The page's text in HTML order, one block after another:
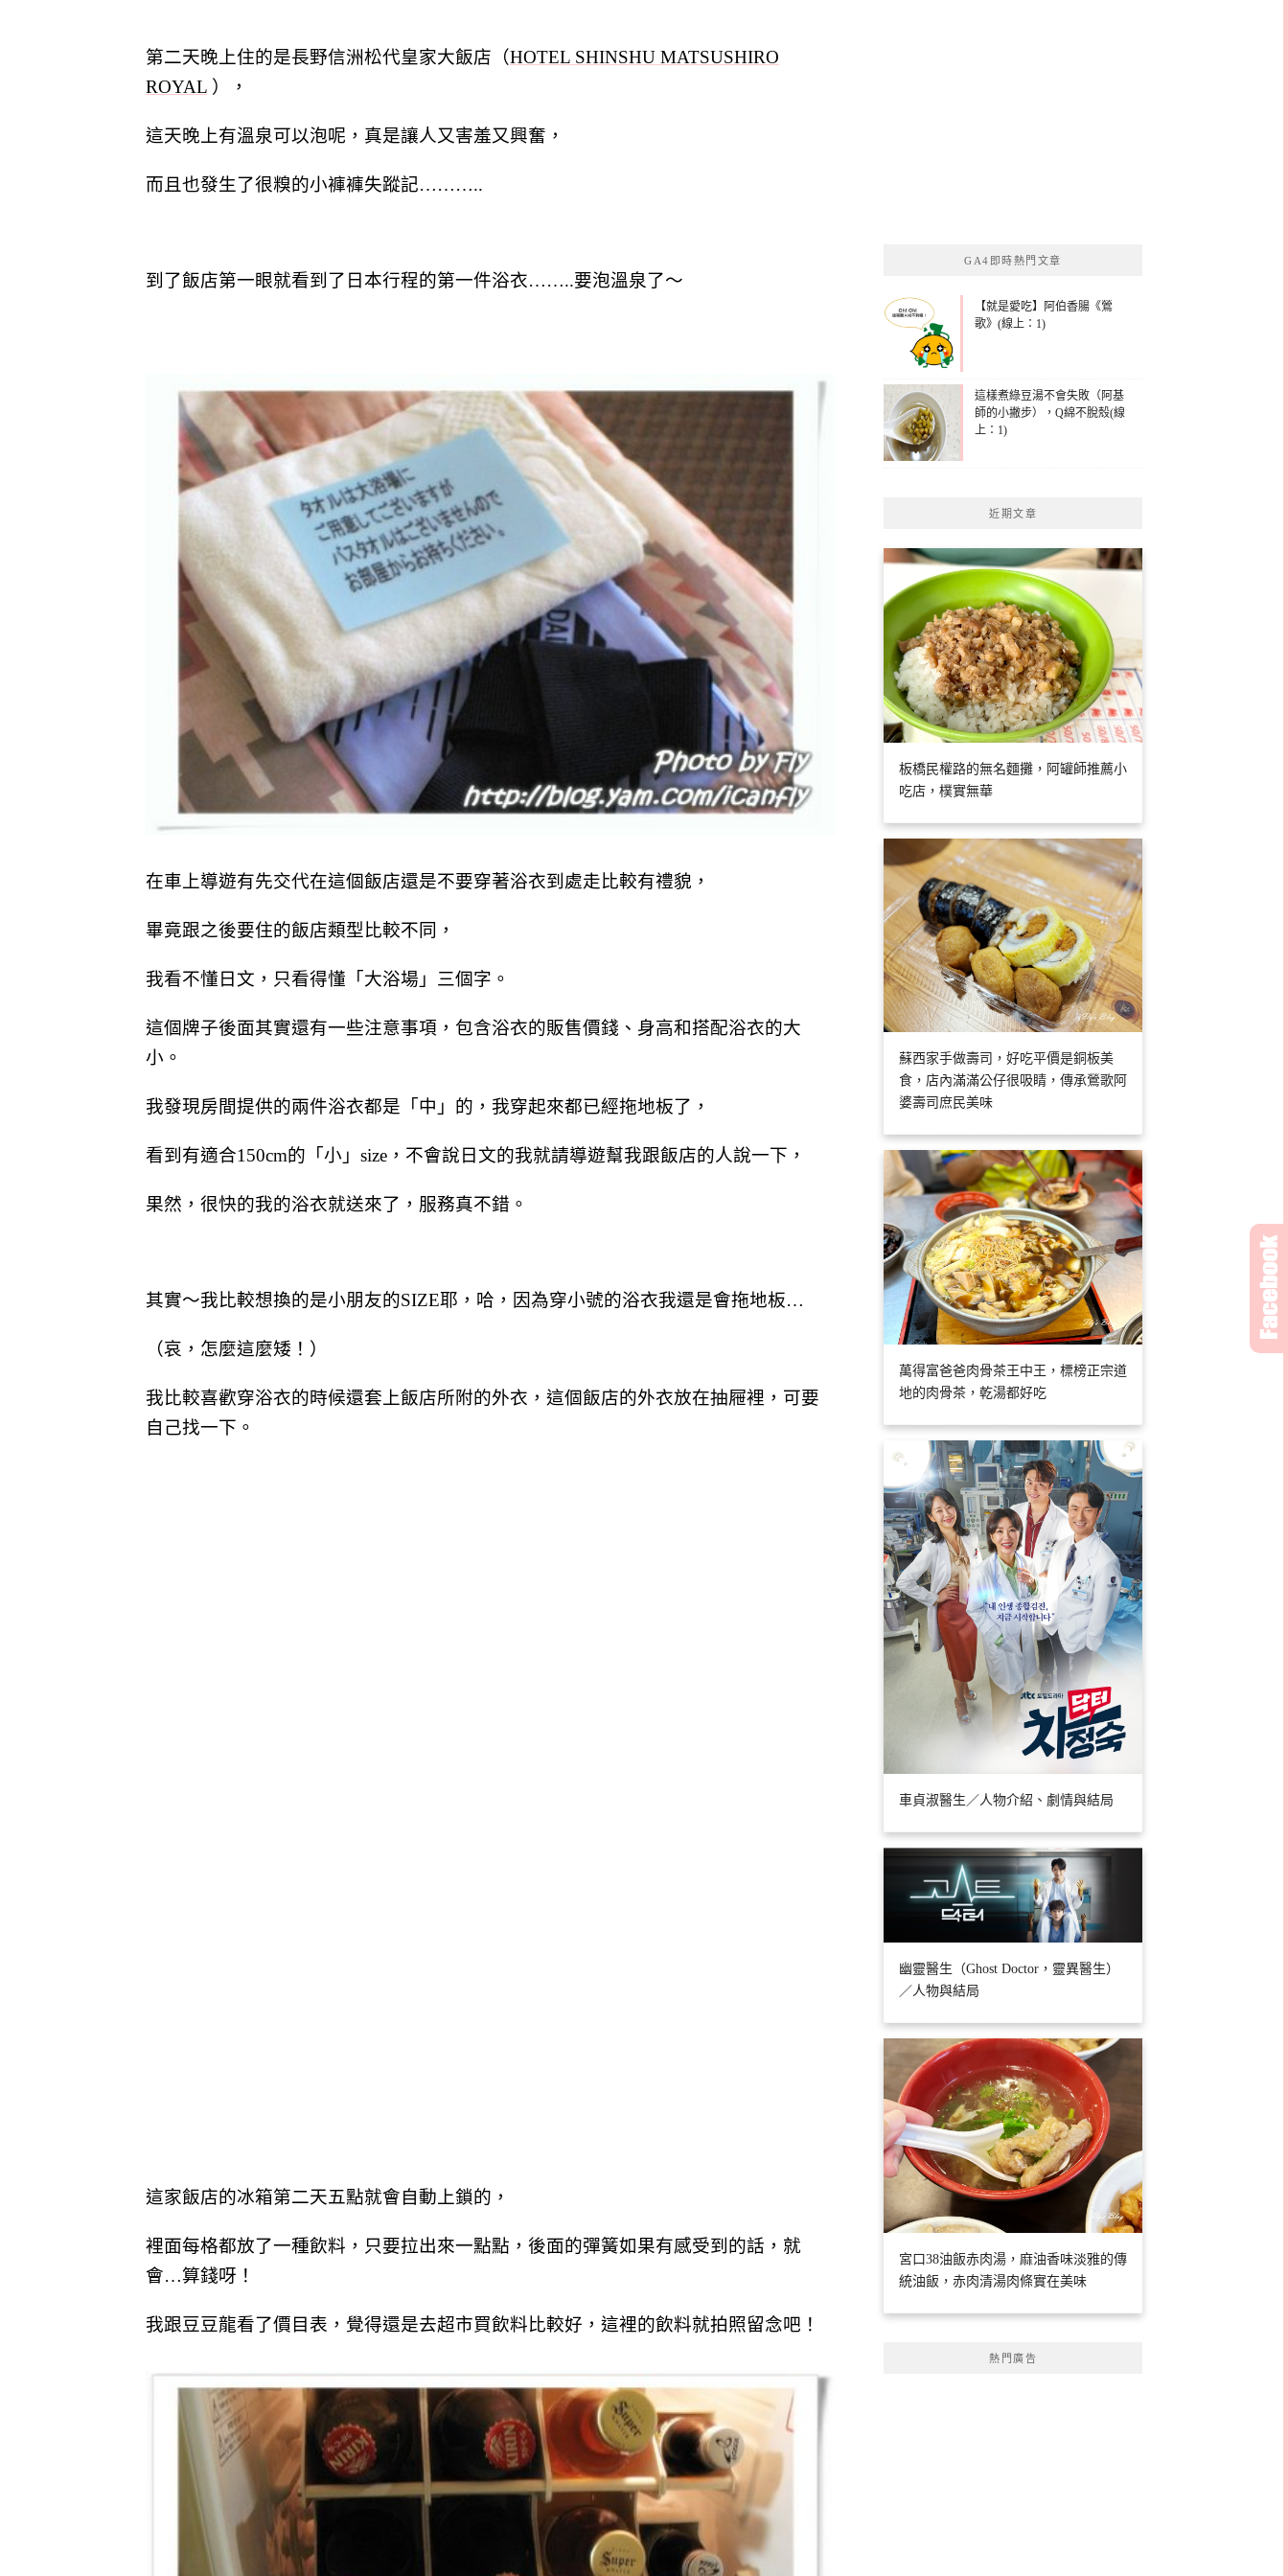
第二天晚上住的是長野信洲松代皇家大飯店（HOTEL SHINSHU MATSUSHIRO
ROYAL ），
這天晚上有溫泉可以泡呢，真是讓人又害羞又興奮，
而且也發生了很糗的小褲褲失蹤記………..
到了飯店第一眼就看到了日本行程的第一件浴衣……..要泡溫泉了～
在車上導遊有先交代在這個飯店還是不要穿著浴衣到處走比較有禮貌，
畢竟跟之後要住的飯店類型比較不同，
我看不懂日文，只看得懂「大浴場」三個字。
這個牌子後面其實還有一些注意事項，包含浴衣的販售價錢、身高和搭配浴衣的大
小。
我發現房間提供的兩件浴衣都是「中」的，我穿起來都已經拖地板了，
看到有適合150cm的「小」size，不會說日文的我就請導遊幫我跟飯店的人說一下，
果然，很快的我的浴衣就送來了，服務真不錯。
其實～我比較想換的是小朋友的SIZE耶，哈，因為穿小號的浴衣我還是會拖地板…
（哀，怎麼這麼矮！）
我比較喜歡穿浴衣的時候還套上飯店所附的外衣，這個飯店的外衣放在抽屜裡，可要
自己找一下。
這家飯店的冰箱第二天五點就會自動上鎖的，
裡面每格都放了一種飲料，只要拉出來一點點，後面的彈簧如果有感受到的話， 就
會…算錢呀！
我跟豆豆龍看了價目表，覺得還是去超市買飲料比較好，這裡的飲料就拍照留念吧！
GA4即時熱門文章
【就是愛吃】阿伯香腸《鶯
歌》(線上：1)
這樣煮綠豆湯不會失敗（阿基
師的小撇步），Q綿不脫殼(線
上：1)
近期文章
板橋民權路的無名麵攤，阿罐師推薦小
吃店，樸實無華
蘇西家手做壽司，好吃平價是銅板美
食，店內滿滿公仔很吸睛，傳承鶯歌阿
婆壽司庶民美味
萬得富爸爸肉骨茶王中王，標榜正宗道
地的肉骨茶，乾湯都好吃
車貞淑醫生／人物介紹、劇情與結局
幽靈醫生（Ghost Doctor，靈異醫生）
／人物與結局
宮口38油飯赤肉湯，麻油香味淡雅的傳
統油飯，赤肉清湯肉條實在美味
熱門廣告